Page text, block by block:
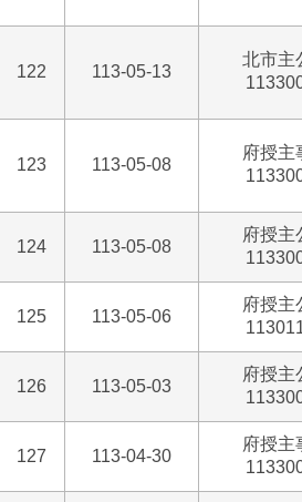
122 113-05-13
北市主
123 113-05-08
府授主
124 113-05-08
府授主
125 113-05-06
府授主
126 113-05-03
府授主
127 113-04-30
府授主